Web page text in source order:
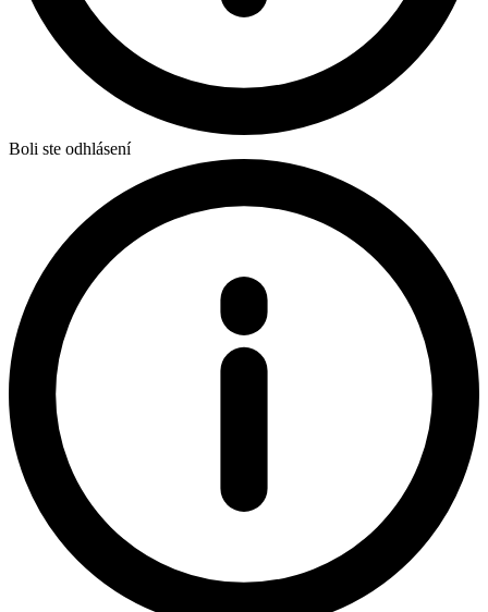
Boli ste odhlásení